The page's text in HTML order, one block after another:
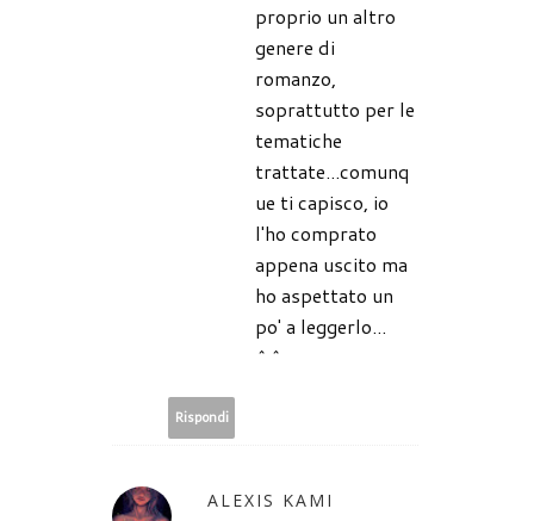
proprio un altro
genere di
romanzo,
soprattutto per le
tematiche
trattate...comunq
ue ti capisco, io
l'ho comprato
appena uscito ma
ho aspettato un
po' a leggerlo...
^^
Rispondi
ALEXIS KAMI